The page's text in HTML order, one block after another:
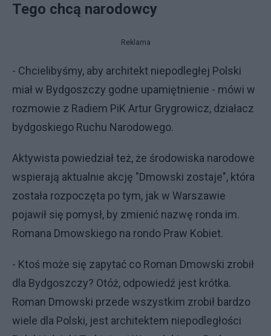
Tego chcą narodowcy
Reklama
- Chcielibyśmy, aby architekt niepodległej Polski
miał w Bydgoszczy godne upamiętnienie - mówi w
rozmowie z Radiem PiK Artur Grygrowicz, działacz
bydgoskiego Ruchu Narodowego.
Aktywista powiedział też, że środowiska narodowe
wspierają aktualnie akcję "Dmowski zostaje", która
została rozpoczęta po tym, jak w Warszawie
pojawił się pomysł, by zmienić nazwę ronda im.
Romana Dmowskiego na rondo Praw Kobiet.
- Ktoś może się zapytać co Roman Dmowski zrobił
dla Bydgoszczy? Otóż, odpowiedź jest krótka.
Roman Dmowski przede wszystkim zrobił bardzo
wiele dla Polski, jest architektem niepodległości